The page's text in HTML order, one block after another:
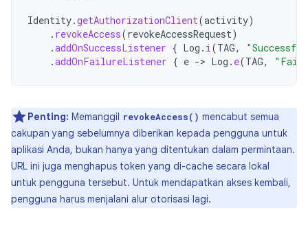
Identity.getAuthorizationClient(activity)
. revokeAccess(revokeAccessRequest)
.addOnSuccessListener { Log . i(TAG,
.addOnFailureListener { e -> Log . e(TAG,
Penting: Memanggil revokeAccess() mencabut semua
cakupan yang sebelumnya diberikan kepada pengguna untuk
aplikasi Anda, bukan hanya yang ditentukan dalam permintaan.
URL ini juga menghapus token yang di-cache secara lokal
untuk pengguna tersebut. Untuk mendapatkan akses kembali,
pengguna harus menjalani alur otorisasi lagi.